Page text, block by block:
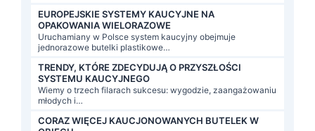
EUROPEJSKIE SYSTEMY KAUCYJNE NA
OPAKOWANIA WIELORAZOWE
Uruchamiany w Polsce system kaucyjny obejmuje
jednorazowe butelki plastikowe…
TRENDY, KTÓRE ZDECYDUJĄ O PRZYSZŁOŚCI
SYSTEMU KAUCYJNEGO
Wiemy o trzech filarach sukcesu: wygodzie, zaangażowaniu
młodych i…
CORAZ WIĘCEJ KAUCJONOWANYCH BUTELEK W